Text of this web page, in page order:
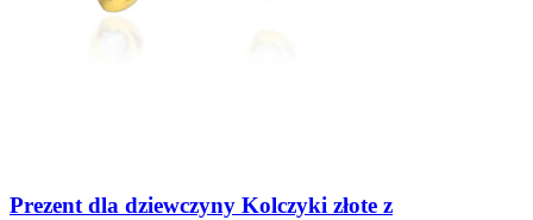
Prezent dla dziewczyny Kolczyki złote z